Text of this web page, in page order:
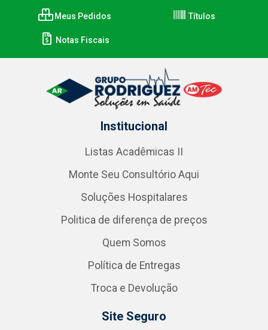
Meus Pedidos Títulos
Notas Fiscais
Institucional
Listas Acadêmicas II
Monte Seu Consultório Aqui
Soluções Hospitalares
Politica de diferença de preços
Quem Somos
Política de Entregas
Troca e Devolução
Site Seguro